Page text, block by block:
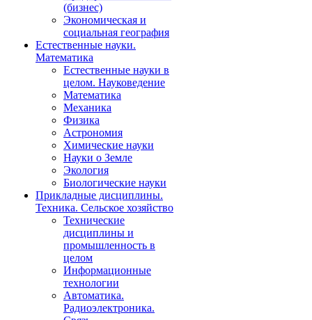
(бизнес)
Экономическая и
социальная география
Естественные науки.
Математика
Естественные науки в
целом. Науковедение
Математика
Механика
Физика
Астрономия
Химические науки
Науки о Земле
Экология
Биологические науки
Прикладные дисциплины.
Техника. Сельское хозяйство
Технические
дисциплины и
промышленность в
целом
Информационные
технологии
Автоматика.
Радиоэлектроника.